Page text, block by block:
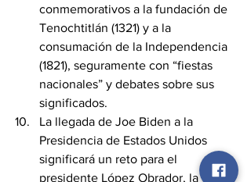
conmemorativos a la fundación de
Tenochtitlán (1321) y a la
consumación de la Independencia
(1821), seguramente con “fiestas
nacionales” y debates sobre sus
significados.
La llegada de Joe Biden a la
Presidencia de Estados Unidos
significará un reto para el
presidente López Obrador, la